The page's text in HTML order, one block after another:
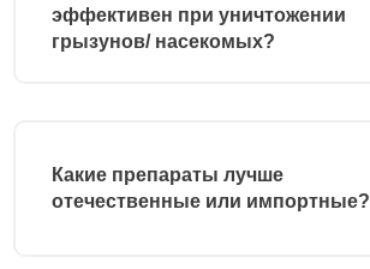
эффективен при уничтожении
грызунов/ насекомых?
Какие препараты лучше
отечественные или импортные?